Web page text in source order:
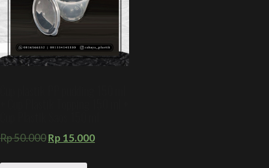
Rp50.000Rp 15.000